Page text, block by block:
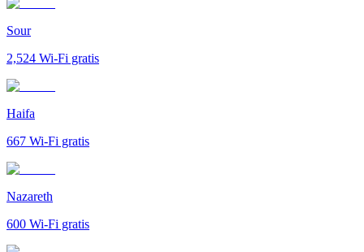
Sour
2,524 Wi-Fi gratis
Haifa
667 Wi-Fi gratis
Nazareth
600 Wi-Fi gratis